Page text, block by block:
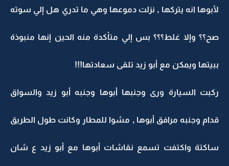
لأبوها انه يتركها , نزلت دموعها وهي ما تدري هل إلي سوته
صح؟؟ وإلا غلط؟؟؟ بس إلي متأكدة منه الحين إنها منبوذة
ببيتها ويمكن مع أبو زيد تلقى سعادتها!!!
ركبت السيارة ورى وجنبها أبوها وجنبه أبو زيد والسواق
قدام وجنبه مرافق أبوها , مشوا للمطار وكانت طول الطريق
ساكتة واكتفت تسمع نقاشات أبوها مع أبو زيد ع شان